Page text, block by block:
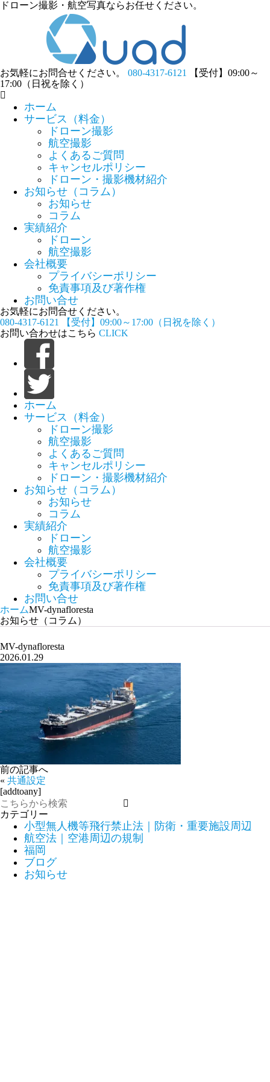
ドローン撮影・航空写真ならお任せください。
お気軽にお問合せください。 080-4317-6121
【受付】09:00～
17:00（日祝を除く）
ホーム
サービス（料金）
ドローン撮影
航空撮影
よくあるご質問
キャンセルポリシー
ドローン・撮影機材紹介
お知らせ（コラム）
お知らせ
コラム
実績紹介
ドローン
航空撮影
会社概要
プライバシーポリシー
免責事項及び著作権
お問い合せ
お気軽にお問合せください。
080-4317-6121
【受付】09:00～17:00（日祝を除く）
お問い合わせはこちら CLICK
ホーム
サービス（料金）
ドローン撮影
航空撮影
よくあるご質問
キャンセルポリシー
ドローン・撮影機材紹介
お知らせ（コラム）
お知らせ
コラム
実績紹介
ドローン
航空撮影
会社概要
プライバシーポリシー
免責事項及び著作権
お問い合せ
ホームMV-dynafloresta
お知らせ（コラム）
MV-dynafloresta
2026.01.29
前の記事へ
« 共通設定
[addtoany]
カテゴリー
小型無人機等飛行禁止法｜防衛・重要施設周辺
航空法｜空港周辺の規制
福岡
ブログ
お知らせ